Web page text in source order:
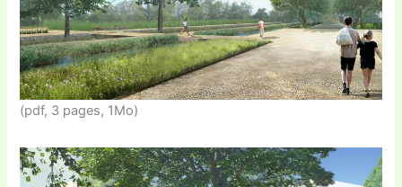
(pdf, 3 pages, 1Mo)